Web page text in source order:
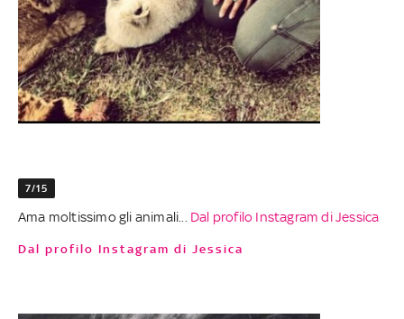
7/15
Ama moltissimo gli animali... Dal profilo Instagram di Jessica
Dal profilo Instagram di Jessica